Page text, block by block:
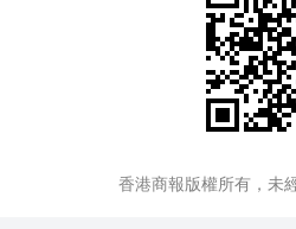
香港商報版權所有，未